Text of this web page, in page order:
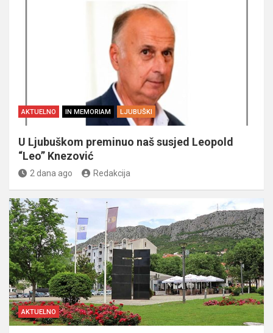
AKTUELNO IN MEMORIAM LJUBUŠKI
U Ljubuškom preminuo naš susjed Leopold
“Leo” Knezović
2 dana ago Redakcija
AKTUELNO